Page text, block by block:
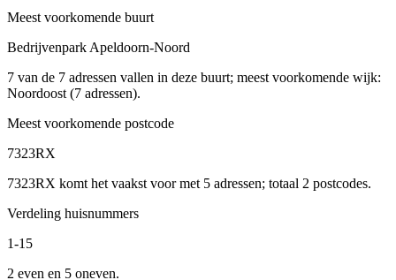
Meest voorkomende buurt
Bedrijvenpark Apeldoorn-Noord
7 van de 7 adressen vallen in deze buurt; meest voorkomende wijk:
Noordoost (7 adressen).
Meest voorkomende postcode
7323RX
7323RX komt het vaakst voor met 5 adressen; totaal 2 postcodes.
Verdeling huisnummers
1-15
2 even en 5 oneven.